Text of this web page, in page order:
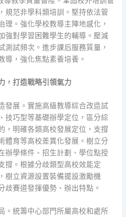
規范非學科類培訓。堅持依法管
理。強化學校教導主陣地感化，
強對學習困難學生的輔導。壓減
測試頻次。進步課后服務質量，
導，強化焦點素養培養。
，打造戰略引領氣力
發展。實施高級教導綜合改造試
技巧型等基礎辦學定位，區分綜
，明確各類高校發展定位，支撐
體育等高校差異化發展。樹立分
辦學條件、招生計劃、學位點授
撐。根據分歧類型高校效能定
樹立資源設置裝備擺設激勵機
歧賽道發揮優勢、辦出特點。
。統籌中心部門所屬高校和處所